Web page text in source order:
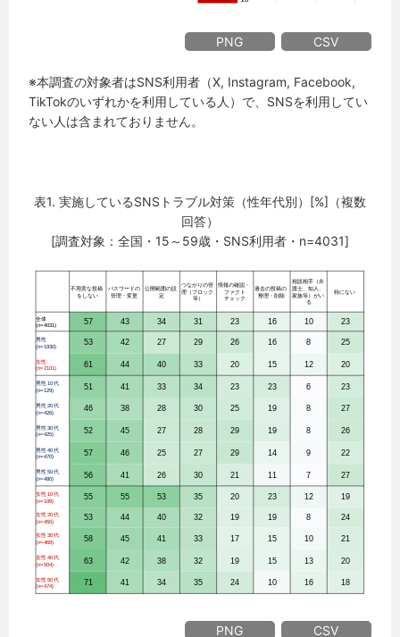
PNG CSV
※本調査の対象者はSNS利用者（X, Instagram, Facebook,
TikTokのいずれかを利用している人）で、SNSを利用してい
ない人は含まれておりません。
表1. 実施しているSNSトラブル対策（性年代別）[%]（複数
回答）
[調査対象：全国・15～59歳・SNS利用者・n=4031]
PNG CSV